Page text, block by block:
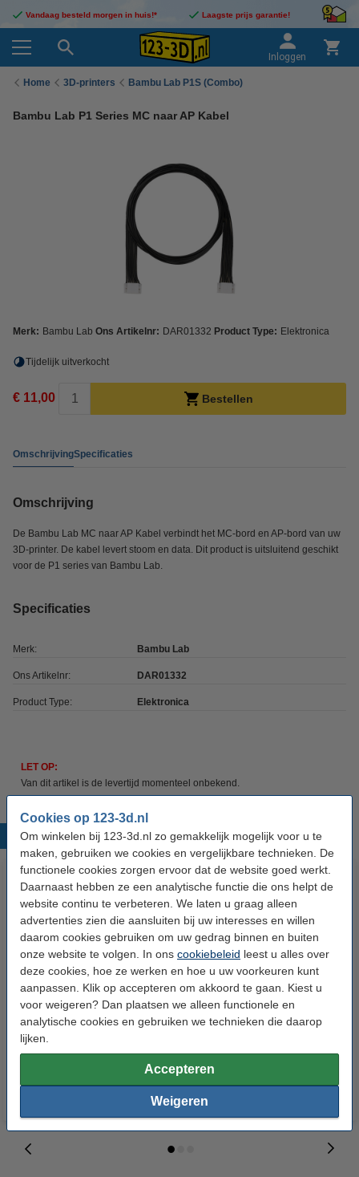
Cookies op 123-3d.nl
Om winkelen bij 123-3d.nl zo gemakkelijk mogelijk voor u te
maken, gebruiken we cookies en vergelijkbare technieken. De
functionele cookies zorgen ervoor dat de website goed werkt.
Daarnaast hebben ze een analytische functie die ons helpt de
website continu te verbeteren. We laten u graag alleen
advertenties zien die aansluiten bij uw interesses en willen
daarom cookies gebruiken om uw gedrag binnen en buiten
onze website te volgen. In ons cookiebeleid leest u alles over
deze cookies, hoe ze werken en hoe u uw voorkeuren kunt
aanpassen. Klik op accepteren om akkoord te gaan. Kiest u
voor weigeren? Dan plaatsen we alleen functionele en
analytische cookies en gebruiken we technieken die daarop
lijken.
Accepteren
Weigeren
Vandaag besteld morgen in huis!* Laagste prijs garantie!
Inloggen
Home 3D-printers Bambu Lab P1S (Combo)
Bambu Lab P1 Series MC naar AP Kabel
Merk: Bambu Lab Ons Artikelnr: DAR01332 Product Type: Elektronica
Tijdelijk uitverkocht
€ 11,00 Bestellen
OmschrijvingSpecificaties
Omschrijving
De Bambu Lab MC naar AP Kabel verbindt het MC-bord en AP-bord van uw
3D-printer. De kabel levert stoom en data. Dit product is uitsluitend geschikt
voor de P1 series van Bambu Lab.
Specificaties
Merk: Bambu Lab
Ons Artikelnr: DAR01332
Product Type: Elektronica
LET OP:
Van dit artikel is de levertijd momenteel onbekend.
Populaire producten
Heated bed klemmen (set van 4)
€ 6,50
Hotend reinigingsborstel (koper)